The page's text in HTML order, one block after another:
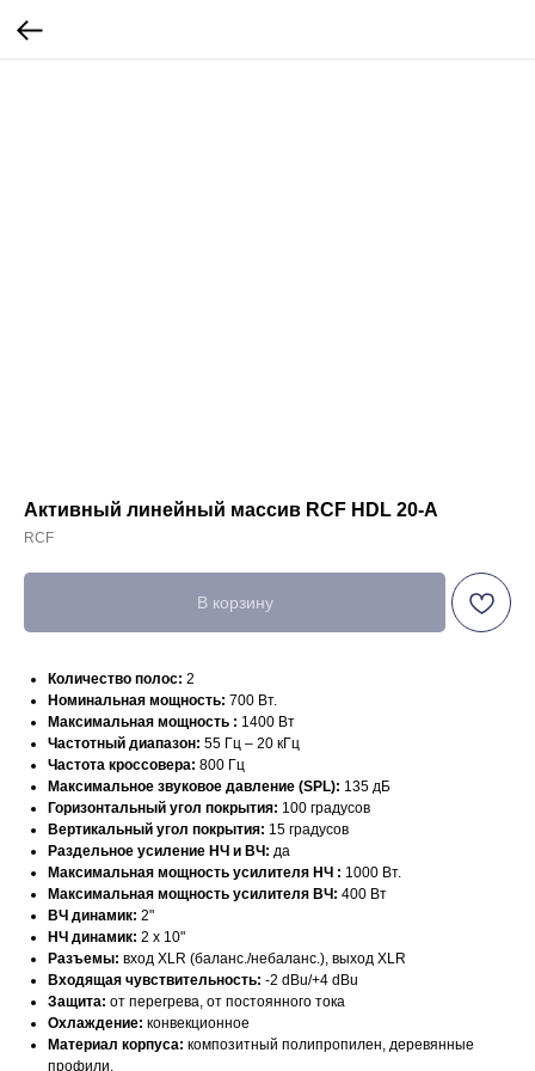
Активный линейный массив RCF HDL 20-A
RCF
В корзину
Количество полос: 2
Номинальная мощность: 700 Вт.
Максимальная мощность : 1400 Вт
Частотный диапазон: 55 Гц – 20 кГц
Частота кроссовера: 800 Гц
Максимальное звуковое давление (SPL): 135 дБ
Горизонтальный угол покрытия: 100 градусов
Вертикальный угол покрытия: 15 градусов
Раздельное усиление НЧ и ВЧ: да
Максимальная мощность усилителя НЧ : 1000 Вт.
Максимальная мощность усилителя ВЧ: 400 Вт
ВЧ динамик: 2"
НЧ динамик: 2 x 10"
Разъемы: вход XLR (баланс./небаланс.), выход XLR
Входящая чувствительность: -2 dBu/+4 dBu
Защита: от перегрева, от постоянного тока
Охлаждение: конвекционное
Материал корпуса: композитный полипропилен, деревянные
профили.